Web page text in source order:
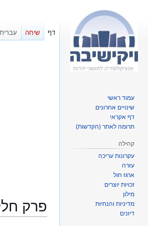
פרק
דף שיחה עברית
עמוד ראשי
שינויים אחרונים
דף אקראי
תרומה לאתר (הקדשות)
קהילה
עקרונות עריכה
עזרה
ארגז חול
זכויות יוצרים
מילון
מדיניות והנחיות
דיונים